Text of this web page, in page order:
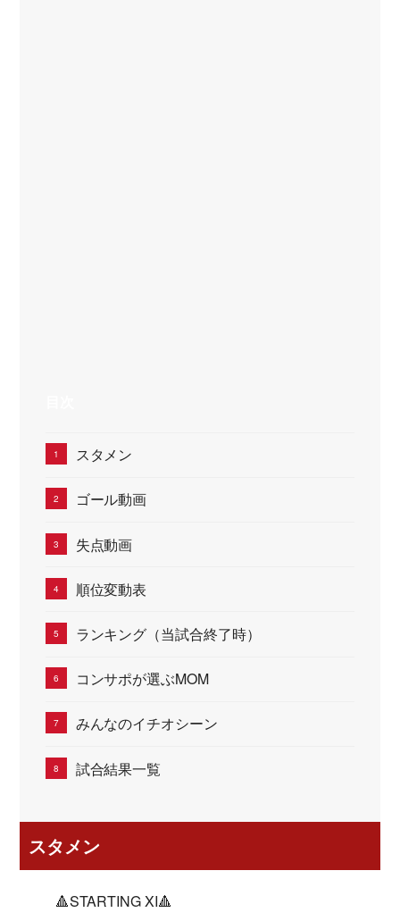
スタメン
ゴール動画
失点動画
順位変動表
ランキング（当試合終了時）
コンサポが選ぶMOM
みんなのイチオシーン
試合結果一覧
スタメン
🔺STARTING XI🔺